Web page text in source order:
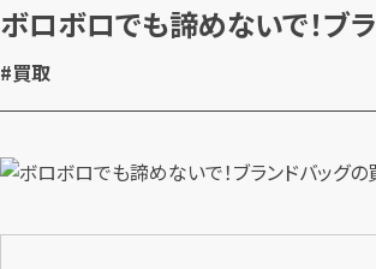
ボロボロでも諦めないで！ブ
#買取